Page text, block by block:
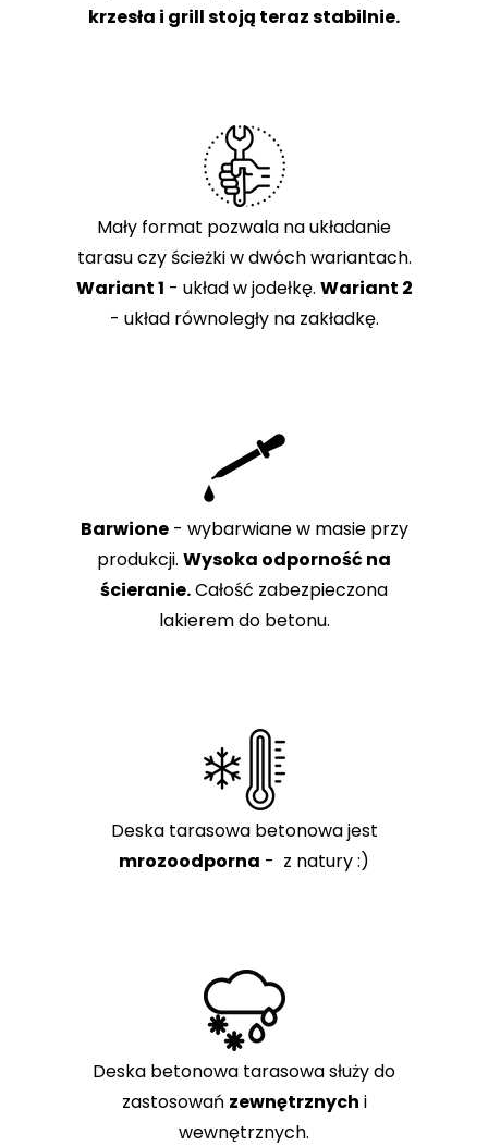
krzesła i grill stoją teraz stabilnie.
Mały format pozwala na układanie
tarasu czy ścieżki w dwóch wariantach.
Wariant 1 - układ w jodełkę. Wariant 2
- układ równoległy na zakładkę.
Barwione- wybarwiane w masie przy
produkcji. Wysoka odporność na
ścieranie.Całość zabezpieczona
lakierem do betonu.
Deska tarasowa betonowa jest
mrozoodporna - z natury :)
Deska betonowa tarasowa służy do
zastosowań zewnętrznych i
wewnętrznych.